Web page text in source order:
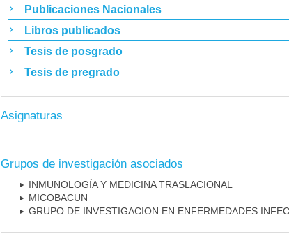
Publicaciones Nacionales
Libros publicados
Tesis de posgrado
Tesis de pregrado
Asignaturas
Grupos de investigación asociados
INMUNOLOGÍA Y MEDICINA TRASLACIONAL
MICOBAC­UN
GRUPO DE INVESTIGACION EN ENFERMEDADES